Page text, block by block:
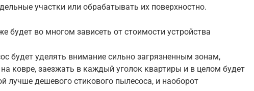
участки или обрабатывать их поверхностно.
будет во многом зависеть от стоимости устройства
будет уделять внимание сильно загрязненным зонам,
ковре, заезжать в каждый уголок квартиры и в целом будет
лучше дешевого стикового пылесоса, и наоборот